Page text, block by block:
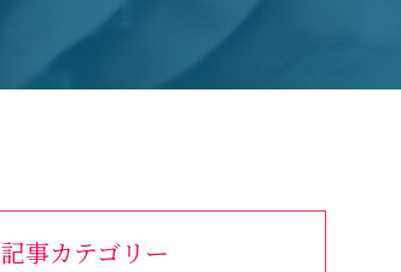
記事カテゴリー